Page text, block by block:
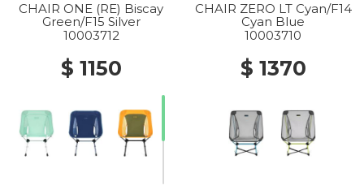
CHAIR ONE (RE) Biscay
Green/F15 Silver
10003712
$ 1150
CHAIR ZERO LT Cyan/F14
Cyan Blue
10003710
$ 1370